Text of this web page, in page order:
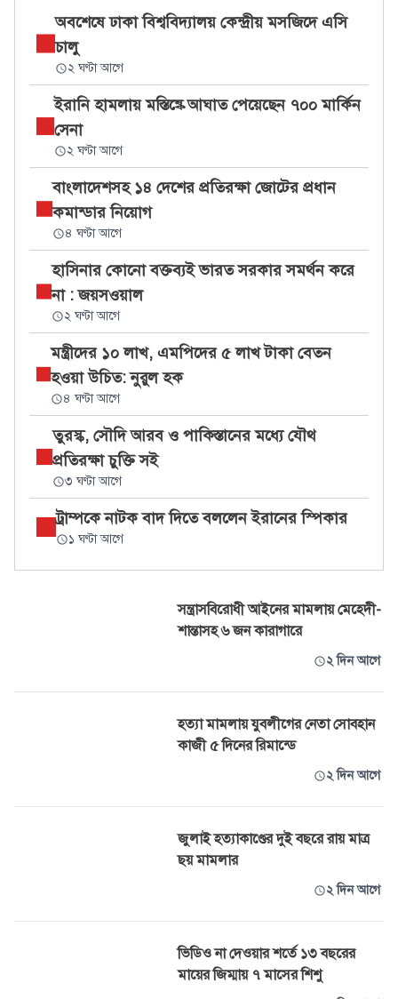
অবশেষে ঢাকা বিশ্ববিদ্যালয় কেন্দ্রীয় মসজিদে এসি
চালু
২ ঘণ্টা আগে
ইরানি হামলায় মস্তিষ্কে আঘাত পেয়েছেন ৭০০ মার্কিন
সেনা
২ ঘণ্টা আগে
বাংলাদেশসহ ১৪ দেশের প্রতিরক্ষা জোটের প্রধান
কমান্ডার নিয়োগ
৪ ঘণ্টা আগে
হাসিনার কোনো বক্তব্যই ভারত সরকার সমর্থন করে
না : জয়সওয়াল
২ ঘণ্টা আগে
মন্ত্রীদের ১০ লাখ, এমপিদের ৫ লাখ টাকা বেতন
হওয়া উচিত: নুরুল হক
৪ ঘণ্টা আগে
তুরস্ক, সৌদি আরব ও পাকিস্তানের মধ্যে যৌথ
প্রতিরক্ষা চুক্তি সই
৩ ঘণ্টা আগে
ট্রাম্পকে নাটক বাদ দিতে বললেন ইরানের স্পিকার
১ ঘণ্টা আগে
সন্ত্রাসবিরোধী আইনের মামলায় মেহেদী-
শান্তাসহ ৬ জন কারাগারে
২ দিন আগে
হত্যা মামলায় যুবলীগের নেতা সোবহান
কাজী ৫ দিনের রিমান্ডে
২ দিন আগে
জুলাই হত্যাকাণ্ডের দুই বছরে রায় মাত্র
ছয় মামলার
২ দিন আগে
ভিডিও না দেওয়ার শর্তে ১৩ বছরের
মায়ের জিম্মায় ৭ মাসের শিশু